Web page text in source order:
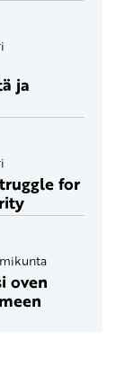
ja
for
oven